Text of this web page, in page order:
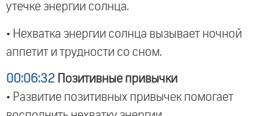
утечке энергии солнца.
• Нехватка энергии солнца вызывает ночной
аппетит и трудности со сном.
00:06:32 Позитивные привычки
• Развитие позитивных привычек помогает